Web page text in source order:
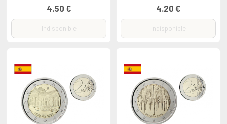
4.50 €
Indisponible
4.20 €
Indisponible